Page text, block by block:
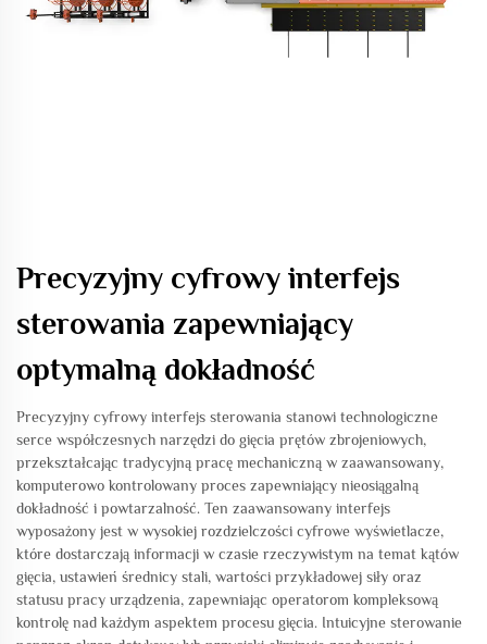
Precyzyjny cyfrowy interfejs
sterowania zapewniający
optymalną dokładność
Precyzyjny cyfrowy interfejs sterowania stanowi technologiczne
serce współczesnych narzędzi do gięcia prętów zbrojeniowych,
przekształcając tradycyjną pracę mechaniczną w zaawansowany,
komputerowo kontrolowany proces zapewniający nieosiągalną
dokładność i powtarzalność. Ten zaawansowany interfejs
wyposażony jest w wysokiej rozdzielczości cyfrowe wyświetlacze,
które dostarczają informacji w czasie rzeczywistym na temat kątów
gięcia, ustawień średnicy stali, wartości przykładowej siły oraz
statusu pracy urządzenia, zapewniając operatorom kompleksową
kontrolę nad każdym aspektem procesu gięcia. Intuicyjne sterowanie